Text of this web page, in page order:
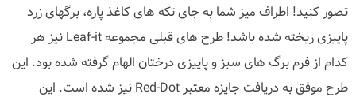
تصور کنید! اطراف میز شما به جای تکه های کاغذ پاره، برگهای زرد
پاییزی ریخته شده باشد! طرح های قبلی مجموعه Leaf-it نیز هر
کدام از فرم برگ های سبز و پاییزی درختان الهام گرفته شده بود. این
طرح موفق به دریافت جایزه معتبر Red-Dot نیز شده است. این